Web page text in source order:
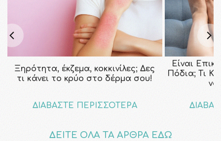
Ξηρότητα, έκζεμα, κοκκινίλες; Δες
τι κάνει το κρύο στο δέρμα σου!
ΔΙΑΒΑΣΤΕ ΠΕΡΙΣΣΟΤΕΡΑ
Είναι
Πόδια; Τι
να
ΔΕΙΤΕ ΟΛΑ ΤΑ ΑΡΘΡΑ ΕΔΩ